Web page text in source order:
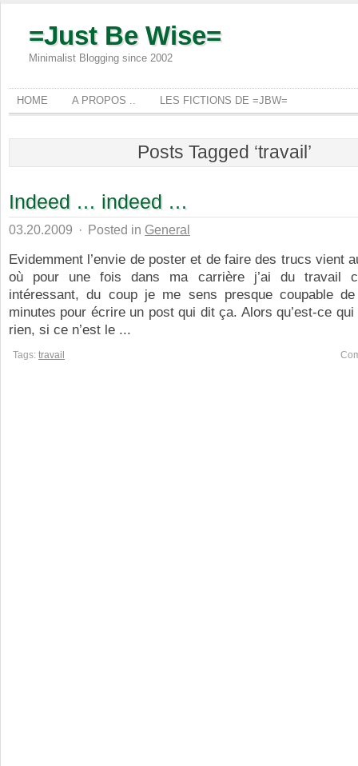
=Just Be Wise=
Minimalist Blogging since 2002
HOME A PROPOS .. LES FICTIONS DE =JBW=
Posts Tagged ‘travail’
Indeed … indeed …
03.20.2009 · Posted in General
Evidemment l’envie de poster et de faire des trucs vient
où pour une fois dans ma carrière j’ai du travail
intéressant, du coup je me sens presque coupable
minutes pour écrire un post qui dit ça. Alors qu’est-ce qui
rien, si ce n’est le ...
Tags: travail